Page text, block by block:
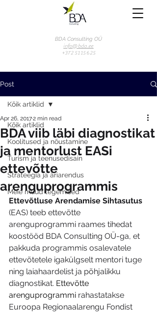
BDA Consulting OÜ
info@bda.ee
+372 51 15 625
Post
Kõik artiklid
Koolitused ja nõustamine
Turism ja teenusedisain
Strateegia ja äriarendus
Meie muud tegemised
Kõik artiklid
BDA viib läbi diagnostikat
ja mentorlust EASi
ettevõtte
arenguprogrammis
Apr 26, 20172 min read
Ettevõtluse Arendamise Sihtasutus
(EAS) teeb ettevõtte
arenguprogrammi raames tihedat
koostööd BDA Consulting OÜ-ga, et
pakkuda programmis osalevatele
ettevõtetele igakülgselt mentori tuge
ning laiahaardelist ja põhjalikku
diagnostikat. Ettevõtte
arenguprogrammi rahastatakse
Euroopa Regionaalarengu Fondist